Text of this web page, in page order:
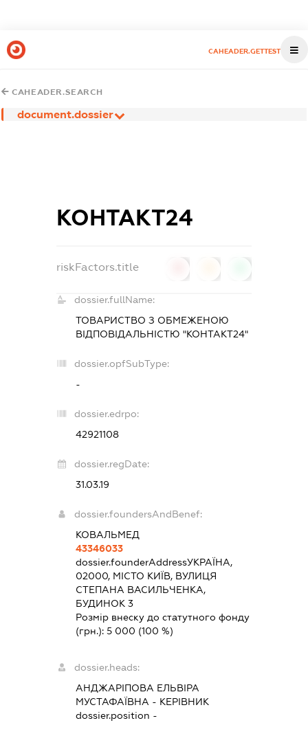
CAHEADER.GETTEST
CAHEADER.SEARCH
document.dossier
КОНТАКТ24
riskFactors.title
dossier.fullName:
ТОВАРИСТВО З ОБМЕЖЕНОЮ
ВІДПОВІДАЛЬНІСТЮ "КОНТАКТ24"
dossier.opfSubType:
-
dossier.edrpo:
42921108
dossier.regDate:
31.03.19
dossier.foundersAndBenef:
КОВАЛЬМЕД
43346033
dossier.founderAddressУКРАЇНА,
02000, МІСТО КИЇВ, ВУЛИЦЯ
СТЕПАНА ВАСИЛЬЧЕНКА,
БУДИНОК 3
Розмір внеску до статутного фонду
(грн.): 5 000 (100 %)
dossier.heads:
АНДЖАРІПОВА ЕЛЬВІРА
МУСТАФАЇВНА - КЕРІВНИК
dossier.position -